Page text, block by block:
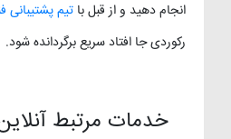
انجام دهید و از قبل با تیم پشتیبانی
رکوردی جا افتاد سریع برگردانده شود.
خدمات مرتبط